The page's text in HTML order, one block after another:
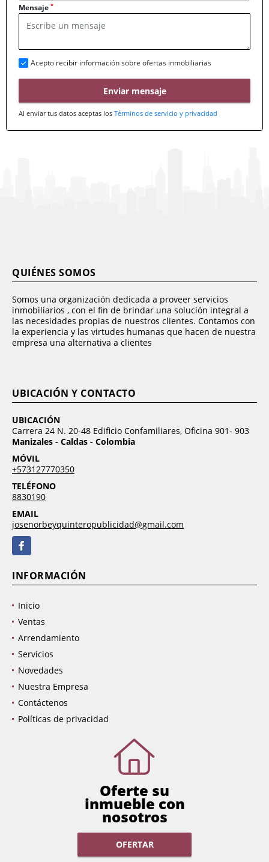
Mensaje *
Acepto recibir información sobre ofertas inmobiliarias
Enviar mensaje
Al enviar tus datos aceptas los Términos de servicio y privacidad
QUIÉNES SOMOS
Somos una organización dedicada a proveer servicios
inmobiliarios , con el fin de brindar una solución integral a
las necesidades propias de nuestros clientes. Contamos con
la experiencia y las virtudes humanas que hacen de nuestra
empresa una alternativa a clientes
UBICACIÓN Y CONTACTO
UBICACIÓN
Carrera 24 N. 20-48 Edificio Confamiliares, Oficina 901- 903
Manizales - Caldas - Colombia
MÓVIL
+573127770350
TELÉFONO
8830190
EMAIL
josenorbeyquinteropublicidad@gmail.com
Facebook
INFORMACIÓN
Inicio
Ventas
Arrendamiento
Servicios
Novedades
Nuestra Empresa
Contáctenos
Políticas de privacidad
Oferte su
inmueble con
nosotros
OFERTAR